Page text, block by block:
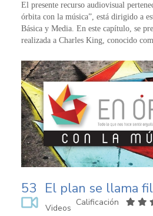
El presente recurso audiovisual
órbita con la música”, está dirigido a
Básica y Media. En este capítulo, se
realizada a Charles King, conocido
53 El plan se llama
Videos
Calificación